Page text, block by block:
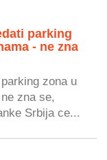
parking
- ne zna
zona u
zna se,
Srbija ce...